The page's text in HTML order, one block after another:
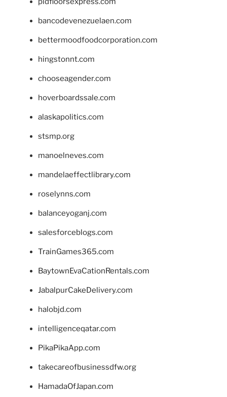
bancodevenezuelaen.com
bettermoodfoodcorporation.com
hingstonnt.com
chooseagender.com
hoverboardssale.com
alaskapolitics.com
stsmp.org
manoelneves.com
mandelaeffectlibrary.com
roselynns.com
balanceyoganj.com
salesforceblogs.com
TrainGames365.com
BaytownEvaCationRentals.com
JabalpurCakeDelivery.com
halobjd.com
intelligenceqatar.com
PikaPikaApp.com
takecareofbusinessdfw.org
HamadaOfJapan.com